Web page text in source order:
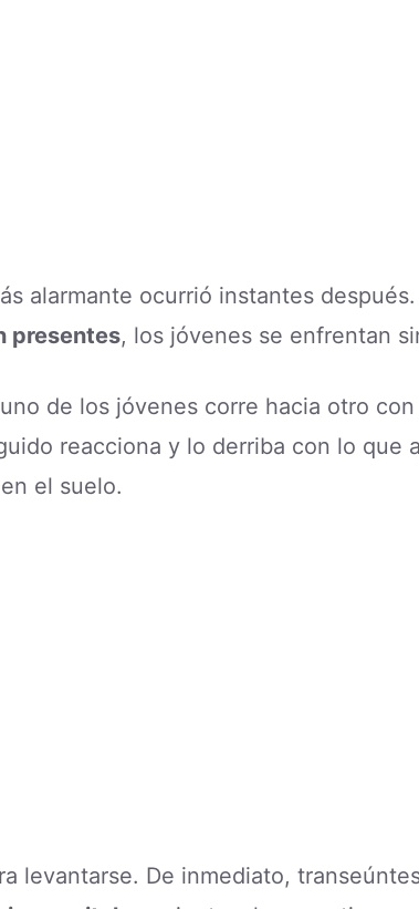
alarmante ocurrió instantes
presentes, los jóvenes se enfrentan
de los jóvenes corre hacia otro
reacciona y lo derriba con lo que
el suelo.
levantarse. De inmediato,